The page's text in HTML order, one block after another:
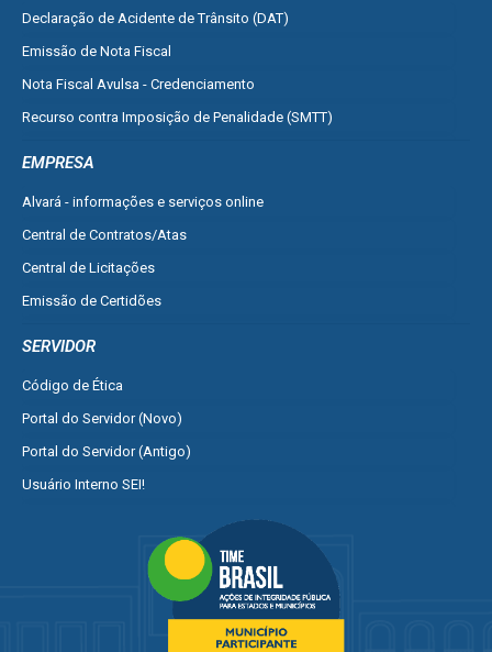
Declaração de Acidente de Trânsito (DAT)
Emissão de Nota Fiscal
Nota Fiscal Avulsa - Credenciamento
Recurso contra Imposição de Penalidade (SMTT)
EMPRESA
Alvará - informações e serviços online
Central de Contratos/Atas
Central de Licitações
Emissão de Certidões
SERVIDOR
Código de Ética
Portal do Servidor (Novo)
Portal do Servidor (Antigo)
Usuário Interno SEI!
Manual de Gestão Patrimonial